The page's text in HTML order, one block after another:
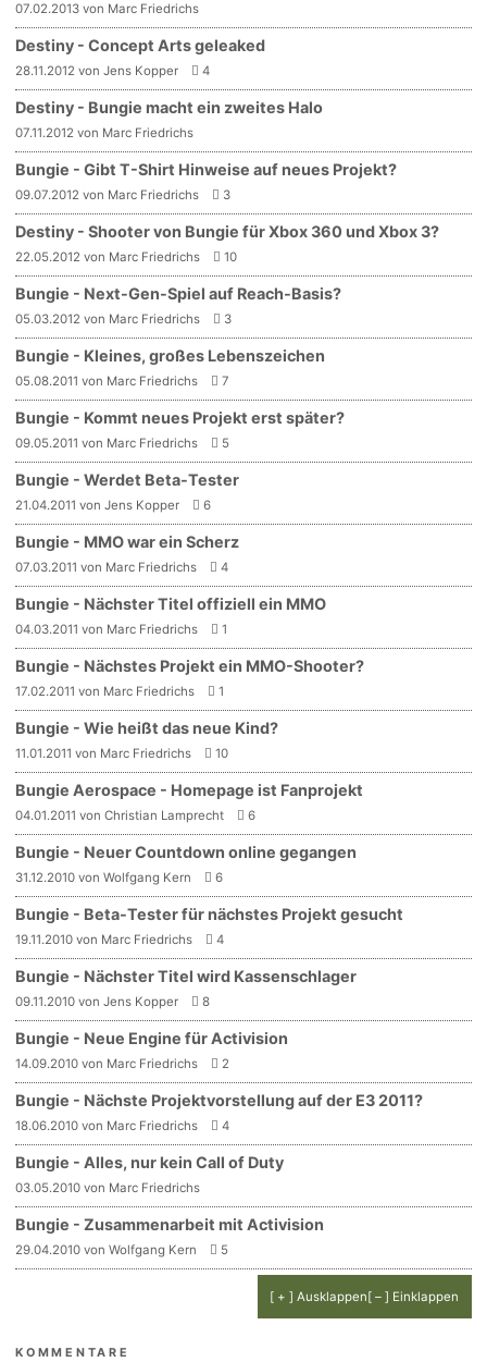
07.02.2013 von Marc Friedrichs
Destiny - Concept Arts geleaked
28.11.2012 von Jens Kopper 4
Destiny - Bungie macht ein zweites Halo
07.11.2012 von Marc Friedrichs
Bungie - Gibt T-Shirt Hinweise auf neues Projekt?
09.07.2012 von Marc Friedrichs 3
Destiny - Shooter von Bungie für Xbox 360 und Xbox 3?
22.05.2012 von Marc Friedrichs 10
Bungie - Next-Gen-Spiel auf Reach-Basis?
05.03.2012 von Marc Friedrichs 3
Bungie - Kleines, großes Lebenszeichen
05.08.2011 von Marc Friedrichs 7
Bungie - Kommt neues Projekt erst später?
09.05.2011 von Marc Friedrichs 5
Bungie - Werdet Beta-Tester
21.04.2011 von Jens Kopper 6
Bungie - MMO war ein Scherz
07.03.2011 von Marc Friedrichs 4
Bungie - Nächster Titel offiziell ein MMO
04.03.2011 von Marc Friedrichs 1
Bungie - Nächstes Projekt ein MMO-Shooter?
17.02.2011 von Marc Friedrichs 1
Bungie - Wie heißt das neue Kind?
11.01.2011 von Marc Friedrichs 10
Bungie Aerospace - Homepage ist Fanprojekt
04.01.2011 von Christian Lamprecht 6
Bungie - Neuer Countdown online gegangen
31.12.2010 von Wolfgang Kern 6
Bungie - Beta-Tester für nächstes Projekt gesucht
19.11.2010 von Marc Friedrichs 4
Bungie - Nächster Titel wird Kassenschlager
09.11.2010 von Jens Kopper 8
Bungie - Neue Engine für Activision
14.09.2010 von Marc Friedrichs 2
Bungie - Nächste Projektvorstellung auf der E3 2011?
18.06.2010 von Marc Friedrichs 4
Bungie - Alles, nur kein Call of Duty
03.05.2010 von Marc Friedrichs
Bungie - Zusammenarbeit mit Activision
29.04.2010 von Wolfgang Kern 5
[ + ] Ausklappen[ – ] Einklappen
KOMMENTARE